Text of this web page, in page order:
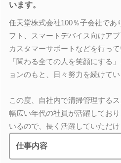
います。
任天堂株式会社100％子会社であ
フト、スマートデバイス向けア
カスタマーサポートなどを行っ
「関わる全ての人を笑顔にする
ョンのもと、日々努力を続けてい
この度、自社内で清掃管理する
幅広い年代の社員が活躍してお
いるので、長く活躍していただけ
仕事内容